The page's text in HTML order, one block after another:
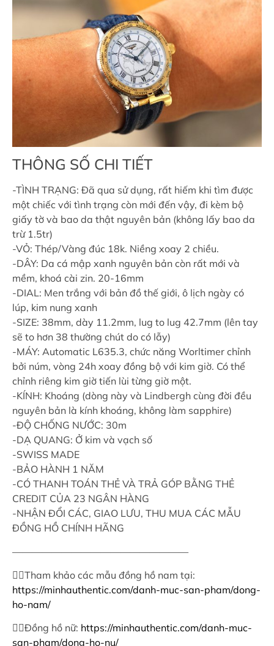
THÔNG SỐ CHI TIẾT
-TÌNH TRẠNG: Đã qua sử dụng, rất hiếm khi tìm được
một chiếc với tình trạng còn mới đến vậy, đi kèm bộ
giấy tờ và bao da thật nguyên bản (không lấy bao da
trừ 1.5tr)
-VỎ: Thép/Vàng đúc 18k. Niềng xoay 2 chiều.
-DÂY: Da cá mập xanh nguyên bản còn rất mới và
mềm, khoá cài zin. 20-16mm
-DIAL: Men trắng với bản đồ thế giới, ô lịch ngày có
lúp, kim nung xanh
-SIZE: 38mm, dày 11.2mm, lug to lug 42.7mm (lên tay
sẽ to hơn 38 thường chút do có lẫy)
-MÁY: Automatic L635.3, chức năng Worltimer chỉnh
bởi núm, vòng 24h xoay đồng bộ với kim giờ. Có thể
chỉnh riêng kim giờ tiến lùi từng giờ một.
-KÍNH: Khoáng (dòng này và Lindbergh cùng đời đều
nguyên bản là kính khoáng, không làm sapphire)
-ĐỘ CHỐNG NƯỚC: 30m
-DẠ QUANG: Ở kim và vạch số
-SWISS MADE
-BẢO HÀNH 1 NĂM
-CÓ THANH TOÁN THẺ VÀ TRẢ GÓP BẰNG THẺ
CREDIT CỦA 23 NGÂN HÀNG
-NHẬN ĐỔI CÁC, GIAO LƯU, THU MUA CÁC MẪU
ĐỒNG HỒ CHÍNH HÃNG
——————————————————
👉🏻Tham khảo các mẫu đồng hồ nam tại:
https://minhauthentic.com/danh-muc-san-pham/dong-
ho-nam/
👉🏻Đồng hồ nữ: https://minhauthentic.com/danh-muc-
san-pham/dong-ho-nu/